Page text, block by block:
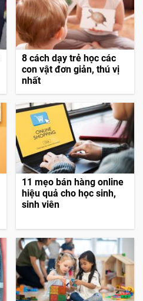
8 cách dạy trẻ học các
con vật đơn giản, thú vị
nhất
11 mẹo bán hàng online
hiệu quả cho học sinh,
sinh viên